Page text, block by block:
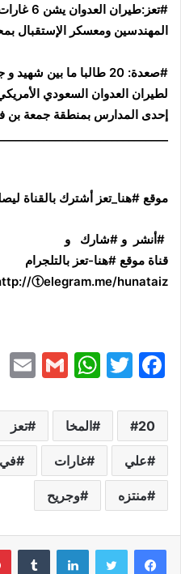
المهندسين ومعسكر الإستقبال
#صعدة: 20 طالبا ما بين
لطيران العدوان السعودي
إحدى المدارس بمنطقة جمعة بن
موقع #هنا_تعز أشترك بالقناة
#أنشر و #شارك و
قناة موقع #هنا-تعز بالتلجرام
ⓣelegram.me/hunataiz
F
c
e
b
o
o
k
T
itt
er
W
at
s
A
p
p
G
ai
l
l
20 المخا تعز
علي غارات في
منتزه وجريح
لينكدإن